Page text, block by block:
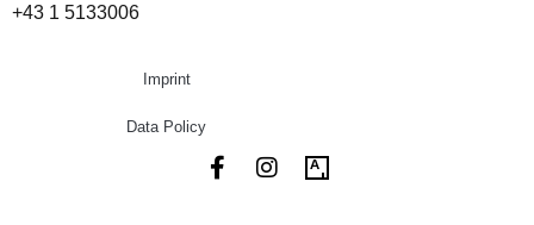
+43 1 5133006
Imprint
Data Policy